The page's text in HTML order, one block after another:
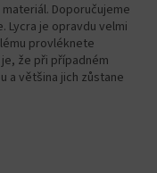
Doporučujeme
Lycra je opravdu velmi
provléknete
že při případném
a většina jich zůstane